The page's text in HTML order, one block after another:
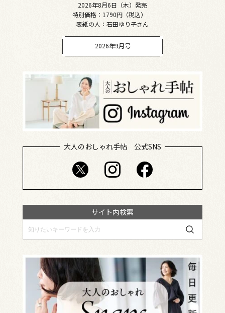
2026年8月6日（木）発売
特別価格：1790円（税込）
表紙の人：石田ゆり子さん
2026年9月号
大人のおしゃれ手帖 公式SNS
サイト内検索